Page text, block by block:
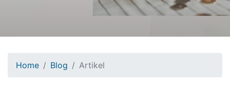
Home Blog Artikel